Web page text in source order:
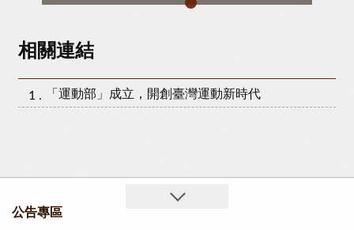
相關連結
「運動部」成立，開創臺灣運動新時代
公告專區